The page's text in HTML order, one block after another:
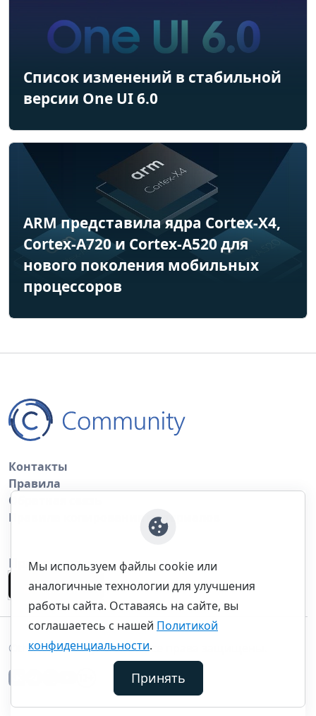
Список изменений в стабильной
версии One UI 6.0
ARM представила ядра Cortex-X4,
Cortex-A720 и Cortex-A520 для
нового поколения мобильных
процессоров
Контакты
Правила
Обратная связь
Правила копирования материалов
Приложение
©thecommunity.ru 2026. Все права защищены.
Мы используем файлы cookie или
аналогичные технологии для улучшения
работы сайта. Оставаясь на сайте, вы
соглашаетесь с нашей Политикой
конфиденциальности.
Принять